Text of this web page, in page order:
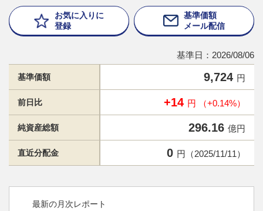
お気に入りに
登録
基準価額
メール配信
基準日：2026/08/06
基準価額 9,724 円
前日比 +14 円 （+0.14%）
純資産総額 296.16 億円
直近分配金 0 円（2025/11/11）
最新の月次レポート